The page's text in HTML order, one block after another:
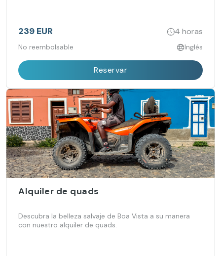
239 EUR 4 horas
No reembolsable Inglés
Reservar
Alquiler de quads
Descubra la belleza salvaje de Boa Vista a su manera
con nuestro alquiler de quads.